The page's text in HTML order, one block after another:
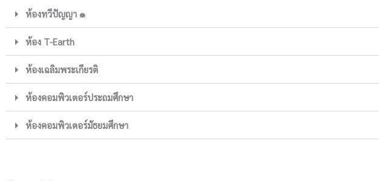
ห้องทวีปัญญา ๑
ห้อง T-Earth
ห้องเฉลิมพระเกียรติ
ห้องคอมพิวเตอร์ประถมศึกษา
ห้องคอมพิวเตอร์มัธยมศึกษา